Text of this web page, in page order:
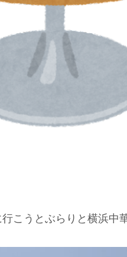
こうとぶらりと横浜中